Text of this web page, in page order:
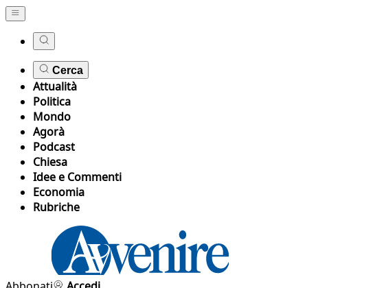
Cerca
Attualità
Politica
Mondo
Agorà
Podcast
Chiesa
Idee e Commenti
Economia
Rubriche